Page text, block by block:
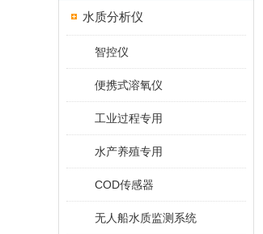
水质分析仪
智控仪
便携式溶氧仪
工业过程专用
水产养殖专用
COD传感器
无人船水质监测系统